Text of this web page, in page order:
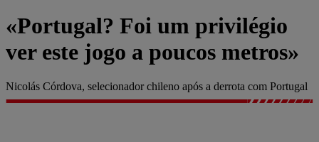
«Portugal? Foi um privilégio
ver este jogo a poucos metros»
Nicolás Córdova, selecionador chileno após a derrota com Portugal